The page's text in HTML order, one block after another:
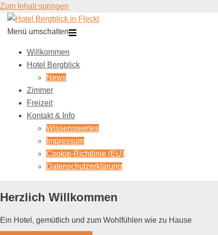
Zum Inhalt springen
Menü umschalten
Willkommen
Hotel Bergblick
News
Zimmer
Freizeit
Kontakt & Info
Wissenswertes
Impressum
Cookie-Richtlinie (EU)
Datenschutzerklärung
Herzlich Willkommen
Ein Hotel, gemütlich und zum Wohlfühlen wie zu Hause